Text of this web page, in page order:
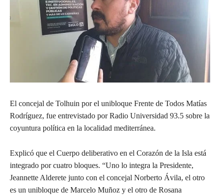
El concejal de Tolhuin por el unibloque Frente de Todos Matías
Rodríguez, fue entrevistado por Radio Universidad 93.5 sobre la
coyuntura política en la localidad mediterránea.
Explicó que el Cuerpo deliberativo en el Corazón de la Isla está
integrado por cuatro bloques. “Uno lo integra la Presidente,
Jeannette Alderete junto con el concejal Norberto Ávila, el otro
es un unibloque de Marcelo Muñoz y el otro de Rosana